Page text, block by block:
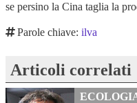
se persino la Cina taglia la
Parole chiave:ilva
Articoli correlati